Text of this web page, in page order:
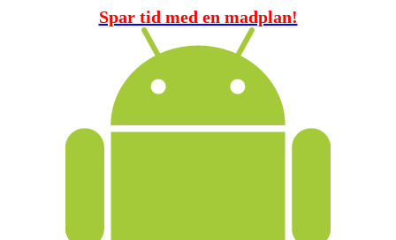
Spar tid med en madplan!